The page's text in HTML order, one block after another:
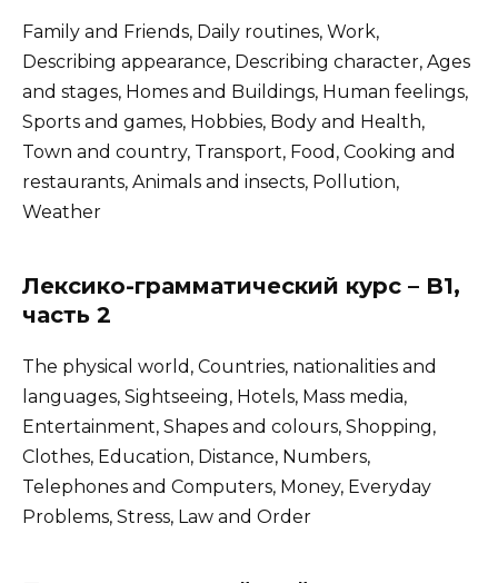
Family and Friends, Daily routines, Work,
Describing appearance, Describing character, Ages
and stages, Homes and Buildings, Human feelings,
Sports and games, Hobbies, Body and Health,
Town and country, Transport, Food, Cooking and
restaurants, Animals and insects, Pollution,
Weather
Лексико-грамматический курс – B1,
часть 2
The physical world, Countries, nationalities and
languages, Sightseeing, Hotels, Mass media,
Entertainment, Shapes and colours, Shopping,
Clothes, Education, Distance, Numbers,
Telephones and Computers, Money, Everyday
Problems, Stress, Law and Order